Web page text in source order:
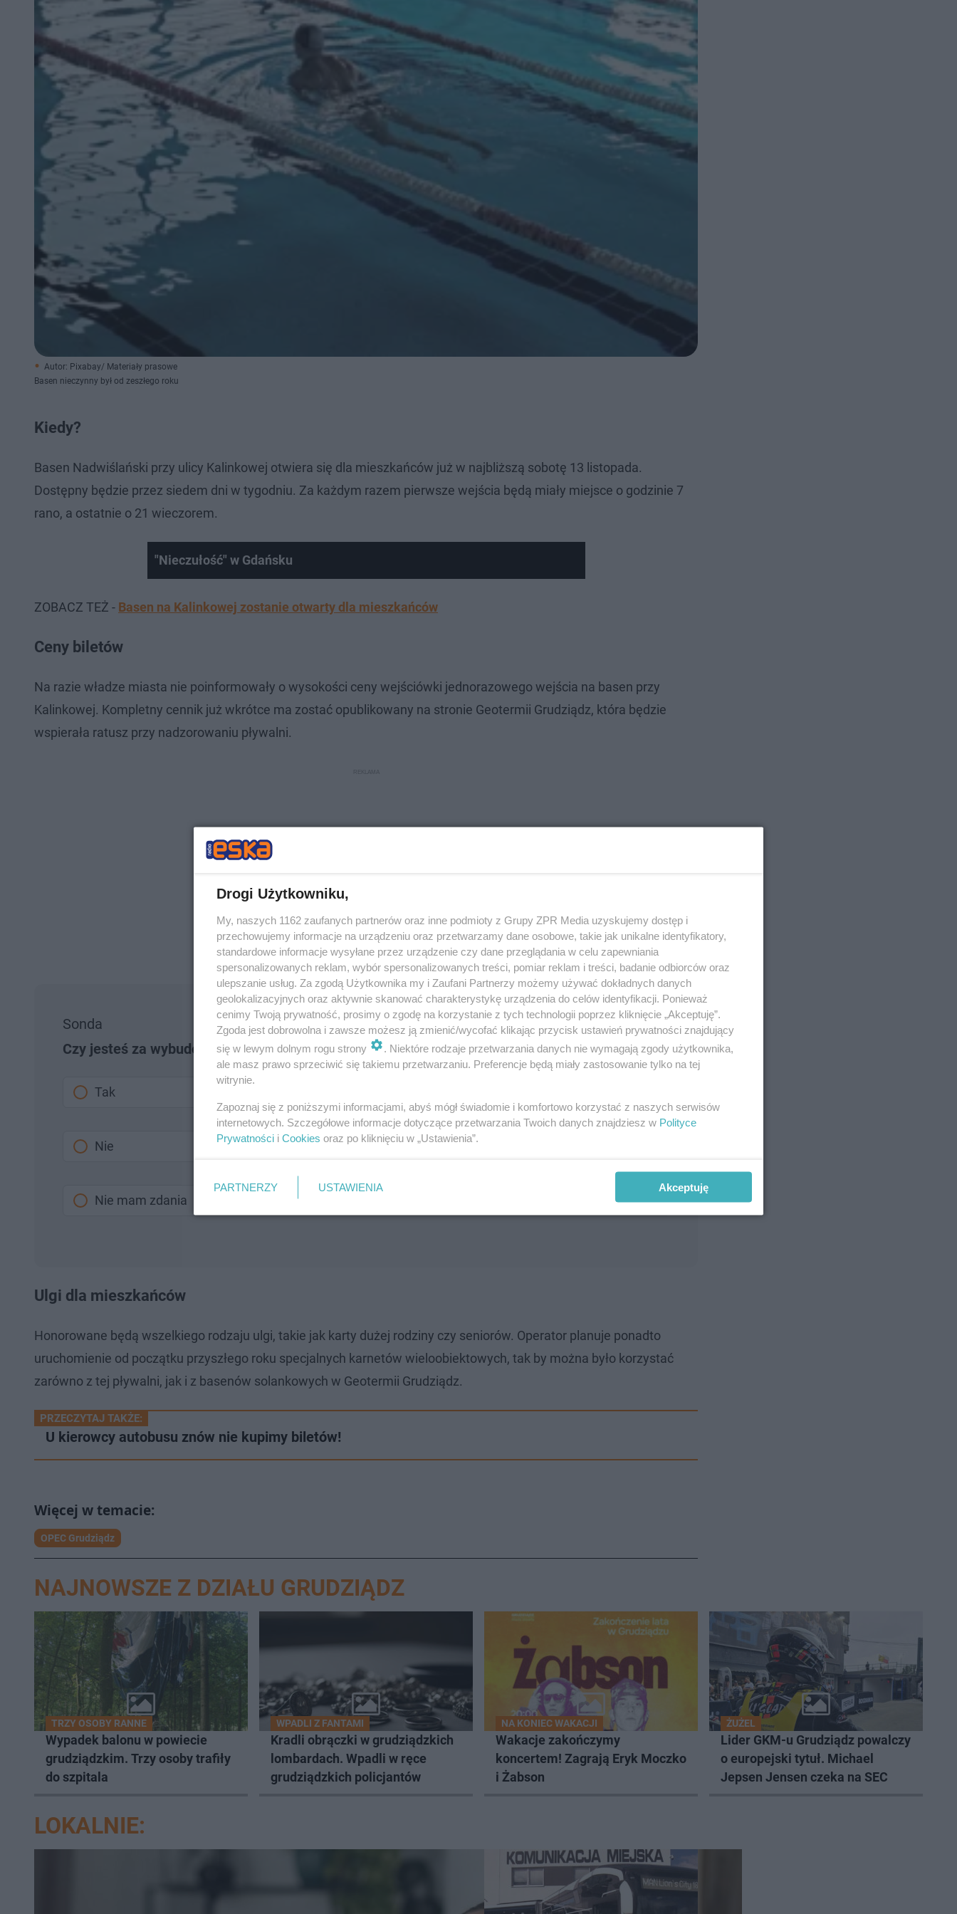
Autor: Pixabay/ Materiały prasowe
Basen nieczynny był od zeszłego roku
Kiedy?
Basen Nadwiślański przy ulicy Kalinkowej otwiera się dla mieszkańców już w najbliższą sobotę 13 listopada.
Dostępny będzie przez siedem dni w tygodniu. Za każdym razem pierwsze wejścia będą miały miejsce o godzinie 7
rano, a ostatnie o 21 wieczorem.
"Nieczułość" w Gdańsku
ZOBACZ TEŻ - Basen na Kalinkowej zostanie otwarty dla mieszkańców
Ceny biletów
Na razie władze miasta nie poinformowały o wysokości ceny wejściówki jednorazowego wejścia na basen przy
Kalinkowej. Kompletny cennik już wkrótce ma zostać opublikowany na stronie Geotermii Grudziądz, która będzie
wspierała ratusz przy nadzorowaniu pływalni.
Sonda
Czy jesteś za wybudowanie w Grudziądzu spalarni odpadów?
Tak
Nie
Nie mam zdania
Ulgi dla mieszkańców
Honorowane będą wszelkiego rodzaju ulgi, takie jak karty dużej rodziny czy seniorów. Operator planuje ponadto
uruchomienie od początku przyszłego roku specjalnych karnetów wieloobiektowych, tak by można było korzystać
zarówno z tej pływalni, jak i z basenów solankowych w Geotermii Grudziądz.
PRZECZYTAJ TAKŻE:
U kierowcy autobusu znów nie kupimy biletów!
OPEC Grudziądz
NAJNOWSZE Z DZIAŁU GRUDZIĄDZ
TRZY OSOBY RANNE
Wypadek balonu w powiecie
grudziądzkim. Trzy osoby trafiły
do szpitala
WPADLI Z FANTAMI
Kradli obrączki w grudziądzkich
lombardach. Wpadli w ręce
grudziądzkich policjantów
NA KONIEC WAKACJI
Wakacje zakończymy
koncertem! Zagrają Eryk Moczko
i Żabson
ŻUŻEL
Lider GKM-u Grudziądz powalczy
o europejski tytuł. Michael
Jepsen Jensen czeka na SEC
LOKALNIE:
Drogi Użytkowniku,
My, naszych 1162 zaufanych partnerów oraz inne podmioty z Grupy ZPR Media uzyskujemy dostęp i
przechowujemy informacje na urządzeniu oraz przetwarzamy dane osobowe, takie jak unikalne identyfikatory,
standardowe informacje wysyłane przez urządzenie czy dane przeglądania w celu zapewniania
spersonalizowanych reklam, wybór spersonalizowanych treści, pomiar reklam i treści, badanie odbiorców oraz
ulepszanie usług. Za zgodą Użytkownika my i Zaufani Partnerzy możemy używać dokładnych danych
geolokalizacyjnych oraz aktywnie skanować charakterystykę urządzenia do celów identyfikacji. Ponieważ
cenimy Twoją prywatność, prosimy o zgodę na korzystanie z tych technologii poprzez kliknięcie „Akceptuję”.
Zgoda jest dobrowolna i zawsze możesz ją zmienić/wycofać klikając przycisk ustawień prywatności znajdujący
się w lewym dolnym rogu strony
. Niektóre rodzaje przetwarzania danych nie wymagają zgody użytkownika,
ale masz prawo sprzeciwić się takiemu przetwarzaniu. Preferencje będą miały zastosowanie tylko na tej
witrynie.
Zapoznaj się z poniższymi informacjami, abyś mógł świadomie i komfortowo korzystać z naszych serwisów
internetowych. Szczegółowe informacje dotyczące przetwarzania Twoich danych znajdziesz w Polityce
Prywatności i Cookies oraz po kliknięciu w „Ustawienia”.
PARTNERZY USTAWIENIA Akceptuję